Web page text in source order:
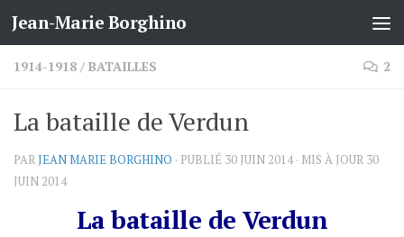
Skip to content
Jean-Marie Borghino
1914-1918 / BATAILLES 2
La bataille de Verdun
PARJEAN MARIE BORGHINO · PUBLIÉ 30 JUIN 2014· MIS À JOUR 30
JUIN 2014
La bataille de Verdun